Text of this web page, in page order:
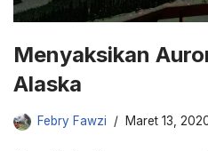
Menyaksikan
Alaska
Febry Fawzi Maret 13,